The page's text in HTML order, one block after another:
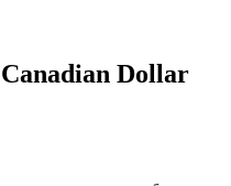
إلى Canadian Dollar